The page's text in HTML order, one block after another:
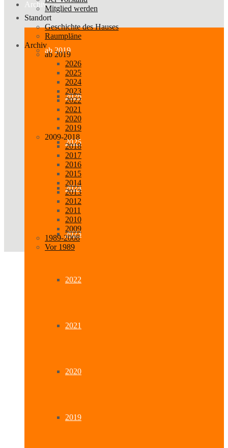
Archiv
ab 2019
2026
2025
2024
2023
2022
2021
2020
2019
Mitglied werden
Standort
Geschichte des Hauses
Raumpläne
Archiv
ab 2019
2026
2025
2024
2023
2022
2021
2020
2019
2009-2018
2018
2017
2016
2015
2014
2013
2012
2011
2010
2009
1989-2008
Vor 1989